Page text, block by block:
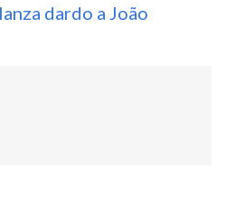
dardo a João